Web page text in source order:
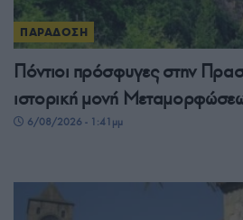
ΠΑΡΑΔΟΣΗ
Πόντιοι πρόσφυγες στην
ιστορική μονή
6/08/2026 - 1:41μμ